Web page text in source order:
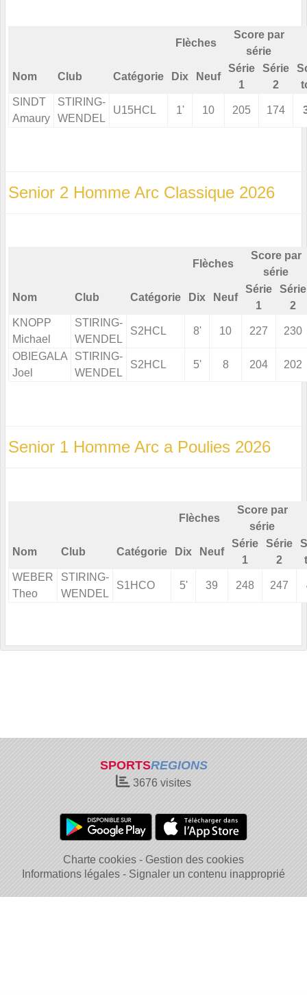
Flèches
Score par
série
Nom Club Catégorie Dix Neuf
Série
1
Série
2
SINDT
Amaury
STIRING-
WENDEL
U15HCL 1' 10 205 174
Senior 2 Homme Arc Classique 2026
Flèches
Score par
série
Nom Club Catégorie Dix Neuf
Série
1
Série
2
KNOPP
Michael
STIRING-
WENDEL
S2HCL 8' 10 227 230
OBIEGALA
Joel
STIRING-
WENDEL
S2HCL 5' 8 204 202
Senior 1 Homme Arc a Poulies 2026
Flèches
Score par
série
Nom Club Catégorie Dix Neuf
Série
1
Série
2
WEBER
Theo
STIRING-
WENDEL
S1HCO 5' 39 248 247
SPORTSREGIONS
3676 visites
Charte cookies
Gestion des cookies
Informations légales
Signaler un contenu inapproprié